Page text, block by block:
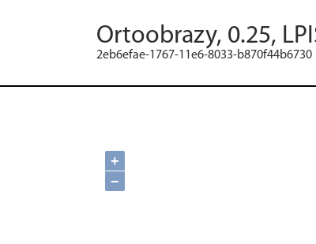
Ortoobrazy, 0.25,
2eb6efae-1767-11e6-8033-b870f44b6730
+
−